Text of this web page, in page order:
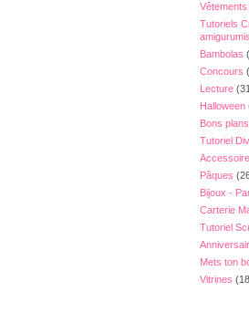
Tutoriels
amigurumis
Bambolas
Concours
Lecture
Halloween
Bons plans
Tutoriel
Pâques
Bijoux -
Carterie
Tutoriel
Mets ton
Vitrines